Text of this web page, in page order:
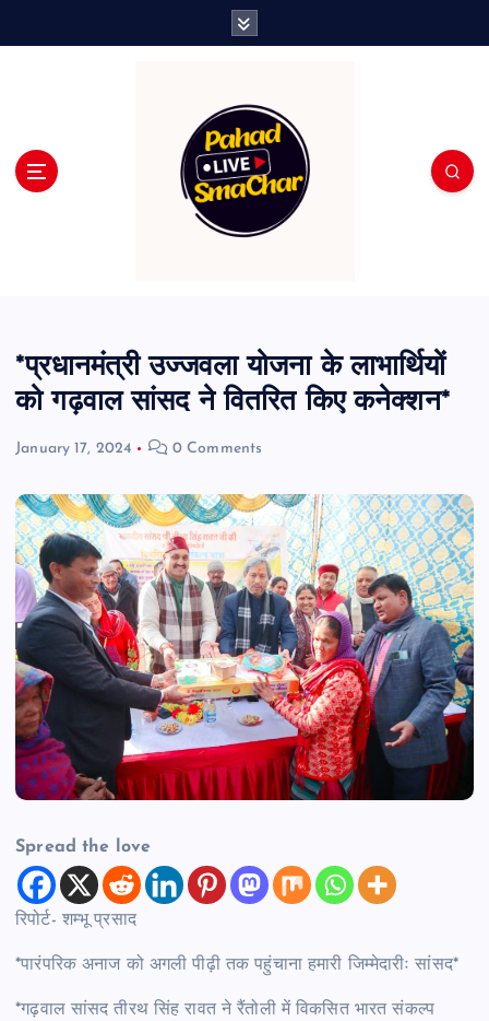
*प्रधानमंत्री उज्जवला योजना के लाभार्थियों
को गढ़वाल सांसद ने वितरित किए कनेक्शन*
January 17, 2024 0 Comments
Spread the love
रिपोर्ट- शम्भू प्रसाद
*पारंपरिक अनाज को अगली पीढ़ी तक पहुंचाना हमारी जिम्मेदारीः सांसद*
*गढ़वाल सांसद तीरथ सिंह रावत ने रैंतोली में विकसित भारत संकल्प